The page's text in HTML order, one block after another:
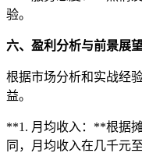
验。
六、盈利分析与前景展
根据市场分析和实战经
益。
**1. 月均收入：**根据
同，月均收入在几千元